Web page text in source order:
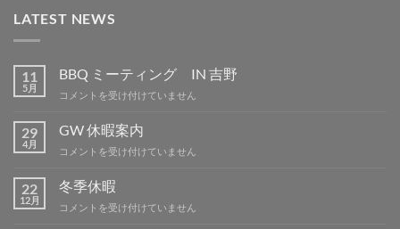
LATEST NEWS
11
5月
BBQ ミーティング IN 吉野
BBQ
ー
テ
ィ
グ
吉
コメントを受け付けていません
29
4月
GW 休暇案内
GW
暇
案
内
コメントを受け付けていません
22
12月
冬季休暇
冬
コメントを受け付けていません